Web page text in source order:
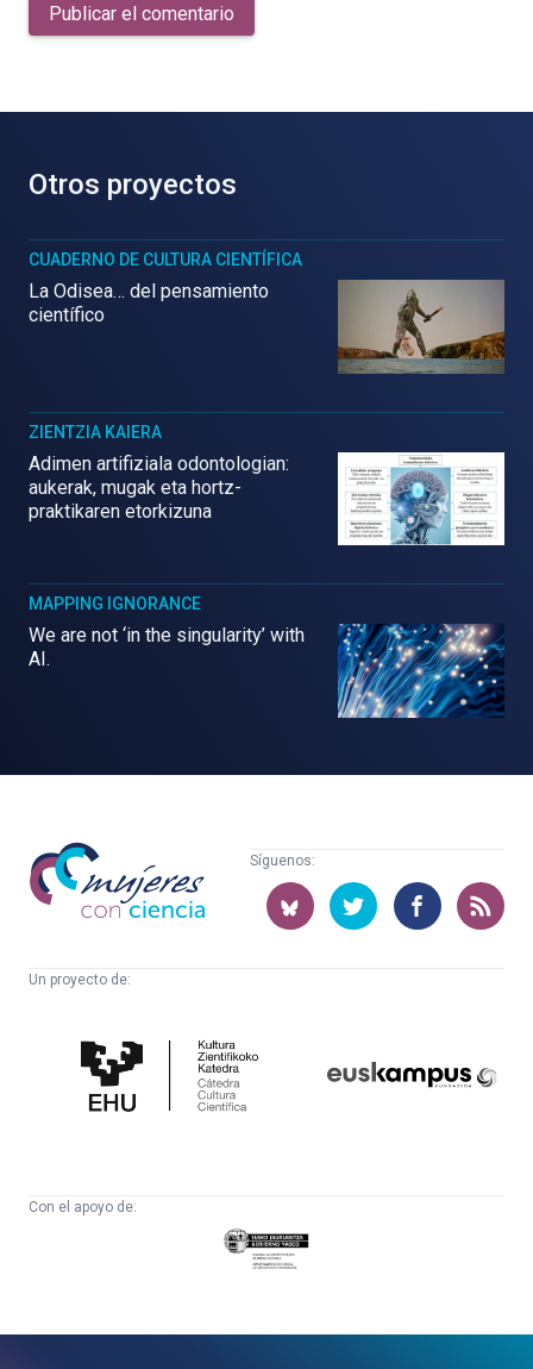
Publicar el comentario
Otros proyectos
CUADERNO DE CULTURA CIENTÍFICA
La Odisea… del pensamiento
científico
ZIENTZIA KAIERA
Adimen artifiziala odontologian:
aukerak, mugak eta hortz-
praktikaren etorkizuna
MAPPING IGNORANCE
We are not ‘in the singularity’ with
AI.
Mujeres
con
ciencia
Síguenos:
Un proyecto de:
Cultura
Científica
Con el apoyo de:
Eusko
Jaurlaritza